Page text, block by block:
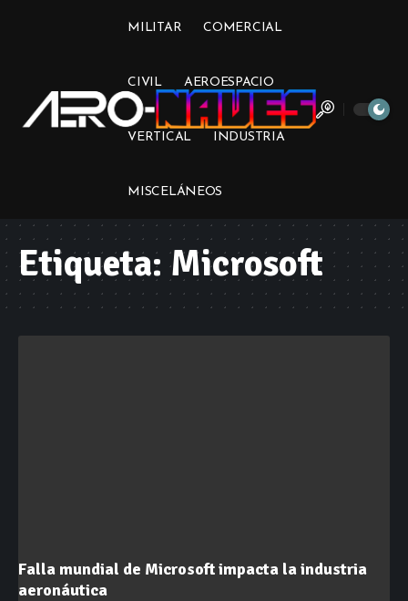
MILITAR COMERCIAL
CIVIL AEROESPACIO
VERTICAL INDUSTRIA
MISCELÁNEOS
Etiqueta:Microsoft
Falla mundial de Microsoft impacta la industria
aeronáutica